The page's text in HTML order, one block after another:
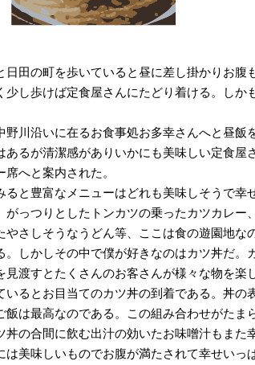
日田の町を歩いていると昼に差し掛かりお
少し歩けば定食屋さんにたどり着ける。し
野川沿いに在るお食事処お多幸さんへと昼
あるが清潔感がありいかにも美味しい定食
へと案内された。
ると豊富なメニューはどれも美味しそうで
がっつりとしたトンカツの乗ったカツカレー
やさしそうなうどん等、ここは食の遊園地
。しかしその中で僕が好きなのはカツ丼だ
見渡すとたくさんのお客さんが様々な物を楽
いるとお目当てのカツ丼の到着である。丼
飯は最高なのである。この組み合わせがたま
丼の合間に飲む出汁の効いたお味噌汁もまた
は美味しいものでお腹が満たされて幸せいっ